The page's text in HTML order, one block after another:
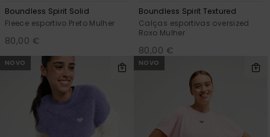
Boundless Spirit Solid
Fleece esportivo Preto Mulher
80,00 €
Boundless Spirit Textured
Calças esportivas oversized
Roxo Mulher
80,00 €
NOVO NOVO